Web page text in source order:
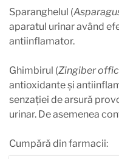
Sparanghelul (
aparatul urinar având
antiinflamator.
Ghimbirul (Zingiber
antioxidante și
senzației de arsură
urinar. De asemenea
Cumpără din farmacii: